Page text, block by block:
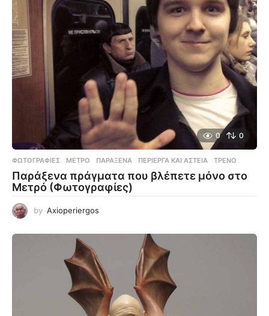
0 0
ΦΩΤΟΓΡΑΦΊΕΣ ΜΕΤΡΌ ,ΠΑΡΆΞΕΝΑ ,ΠΕΡΊΕΡΓΑ ΚΑΙ ΑΣΤΕΊΑ ,ΤΡΈΝΟ
Παράξενα πράγματα που βλέπετε μόνο στο
Μετρό (Φωτογραφίες)
by Axioperiergos